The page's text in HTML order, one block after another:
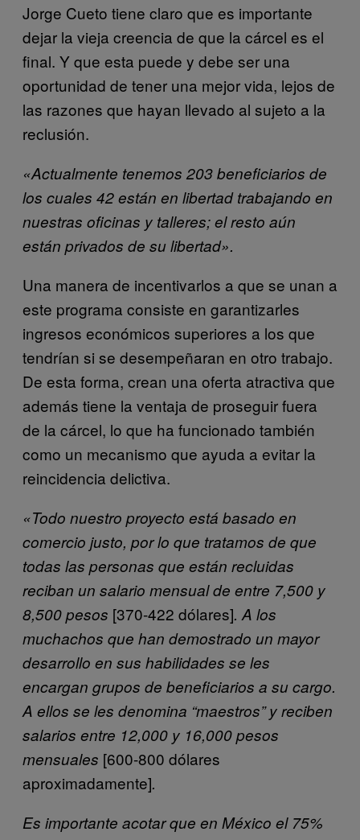
Jorge Cueto tiene claro que es importante
dejar la vieja creencia de que la cárcel es el
final. Y que esta puede y debe ser una
oportunidad de tener una mejor vida, lejos de
las razones que hayan llevado al sujeto a la
reclusión.
«Actualmente tenemos 203 beneficiarios de
los cuales 42 están en libertad trabajando en
nuestras oficinas y talleres; el resto aún
están privados de su libertad».
Una manera de incentivarlos a que se unan a
este programa consiste en garantizarles
ingresos económicos superiores a los que
tendrían si se desempeñaran en otro trabajo.
De esta forma, crean una oferta atractiva que
además tiene la ventaja de proseguir fuera
de la cárcel, lo que ha funcionado también
como un mecanismo que ayuda a evitar la
reincidencia delictiva.
«Todo nuestro proyecto está basado en
comercio justo, por lo que tratamos de que
todas las personas que están recluidas
reciban un salario mensual de entre 7,500 y
8,500 pesos [370-422 dólares]. A los
muchachos que han demostrado un mayor
desarrollo en sus habilidades se les
encargan grupos de beneficiarios a su cargo.
A ellos se les denomina “maestros” y reciben
salarios entre 12,000 y 16,000 pesos
mensuales [600-800 dólares
aproximadamente].
Es importante acotar que en México el 75%